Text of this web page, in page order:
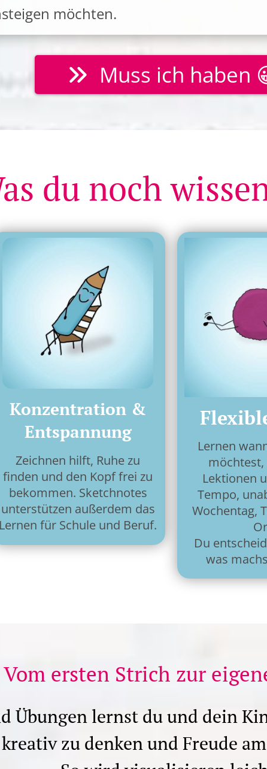
möchten.
Muss ich haben
du noch
Konzentration &
Entspannung
Zeichnen hilft, Ruhe zu
finden und den Kopf frei zu
bekommen. Sketchnotes
unterstützen außerdem das
Lernen für Schule und Beruf.
Lernen
Lektionen
Tempo,
Wochentag,
Du
was
Vom ersten Strich zur
Übungen lernst du und dein
zu denken und Freude